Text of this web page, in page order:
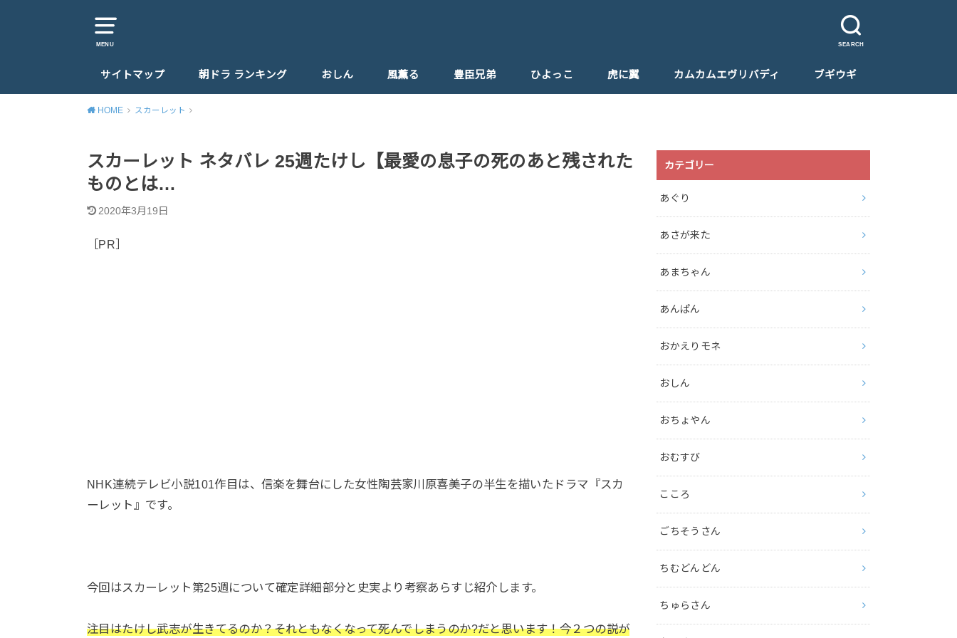
MENU SEARCH
サイトマップ 朝ドラ ランキング おしん 風薫る 豊臣兄弟 ひよっこ 虎に翼 カムカムエヴリバディ ブギウギ
HOME スカーレット
スカーレット ネタバレ 25週たけし【最愛の息子の死のあと残された
ものとは…
2020年3月19日
［PR］
NHK連続テレビ小説101作目は、信楽を舞台にした女性陶芸家川原喜美子の半生を描いたドラマ『スカ
ーレット』です。
今回はスカーレット第25週について確定詳細部分と史実より考察あらすじ紹介します。
注目はたけし武志が生きてるのか？それともなくなって死んでしまうのか?だと思います！今２つの説が
カテゴリー
あぐり
あさが来た
あまちゃん
あんぱん
おかえりモネ
おしん
おちょやん
おむすび
こころ
ごちそうさん
ちむどんどん
ちゅらさん